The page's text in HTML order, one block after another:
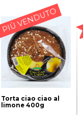
PIÙ VENDUTO
Torta ciao ciao al
limone 400g